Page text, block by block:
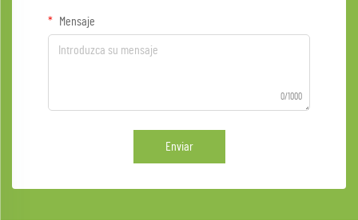
Mensaje
0/1000
Enviar